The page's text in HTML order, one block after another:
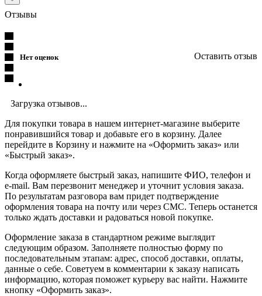
Отзывы
Нет оценок Оставить отзыв
Загрузка отзывов...
Для покупки товара в нашем интернет-магазине выберите
понравившийся товар и добавьте его в корзину. Далее
перейдите в Корзину и нажмите на «Оформить заказ» или
«Быстрый заказ».
Когда оформляете быстрый заказ, напишите ФИО, телефон и
e-mail. Вам перезвонит менеджер и уточнит условия заказа.
По результатам разговора вам придет подтверждение
оформления товара на почту или через СМС. Теперь останется
только ждать доставки и радоваться новой покупке.
Оформление заказа в стандартном режиме выглядит
следующим образом. Заполняете полностью форму по
последовательным этапам: адрес, способ доставки, оплаты,
данные о себе. Советуем в комментарии к заказу написать
информацию, которая поможет курьеру вас найти. Нажмите
кнопку «Оформить заказ».